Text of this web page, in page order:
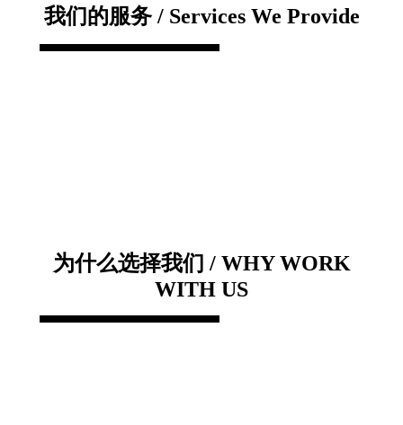
我们的服务 / Services We Provide
为什么选择我们 / WHY WORK
WITH US